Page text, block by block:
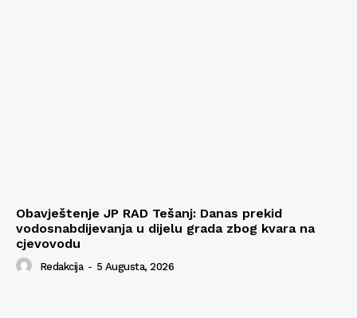
Obavještenje JP RAD Tešanj: Danas prekid
vodosnabdijevanja u dijelu grada zbog kvara na
cjevovodu
Redakcija - 5 Augusta, 2026